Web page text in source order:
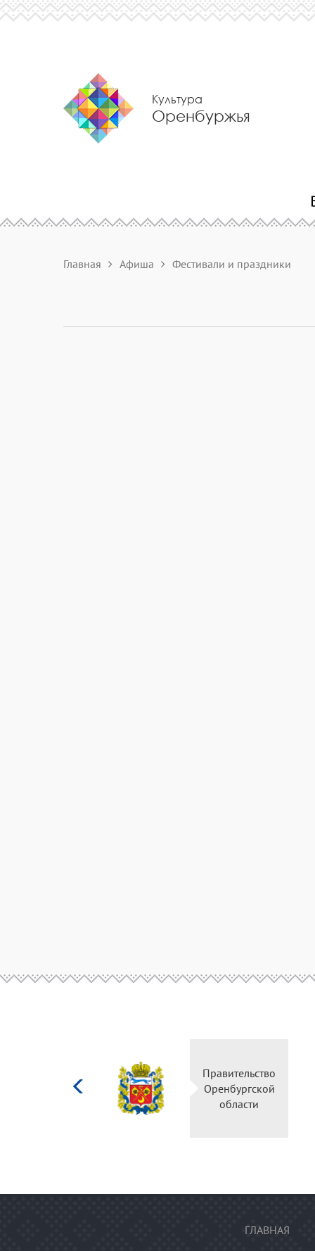
Культура
Оренбуржья
Главная Афиша Фестивали и праздники
Министерство
культуры
Российской
федерации
ГЛАВНАЯ